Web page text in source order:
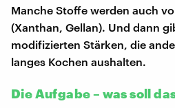
Manche Stoffe werden auch
(Xanthan, Gellan). Und dann
modifizierten Stärken, die
langes Kochen aushalten.
Die Aufgabe – was soll